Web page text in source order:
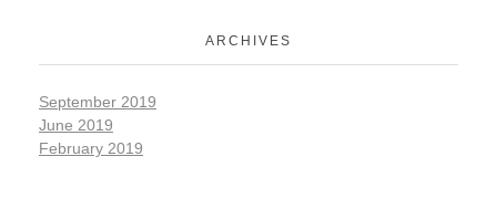
ARCHIVES
September 2019
June 2019
February 2019